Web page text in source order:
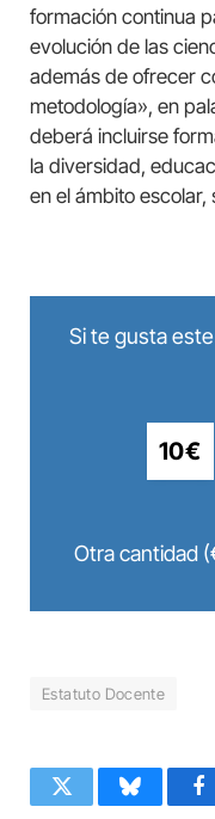
formación continua
evolución de las
además de ofrecer
metodología», en
deberá incluirse
la diversidad,
en el ámbito
Si te gusta
10€
Otra cantidad
Estatuto Docente
Twitter Bluesky